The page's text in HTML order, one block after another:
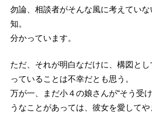
勿論、相談者がそんな風に考えてい
知。
分かっています。
ただ、それが明白なだけに、構図とし
っていることは不幸だとも思う。
万が一、まだ小４の娘さんが“そう受
うなことがあっては、彼女を愛して